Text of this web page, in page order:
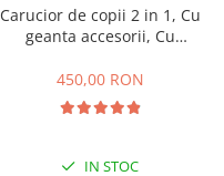
Carucior de copii 2 in 1, Cu
geanta accesorii, Cu
Pliabil ergonomic, Belecoo,
roz
450,00 RON
IN STOC